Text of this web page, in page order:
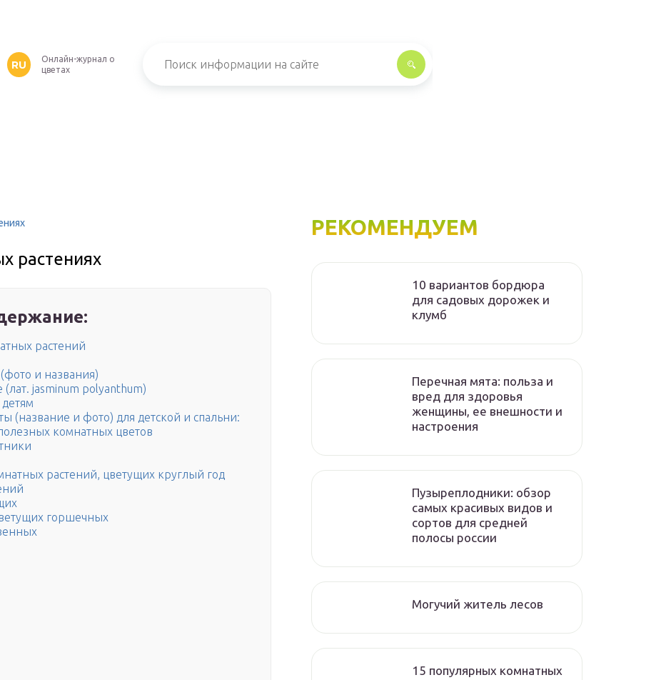
RU
Онлайн-журнал о
цветах
растениях
растений
и названия)
jasminum polyanthum)
(название и фото) для детской и спальни:
комнатных цветов
растений, цветущих круглый год
горшечных
РЕКОМЕНДУЕМ
10 вариантов бордюра
для садовых дорожек и
клумб
Перечная мята: польза и
вред для здоровья
женщины, ее внешности и
настроения
Пузыреплодники: обзор
самых красивых видов и
сортов для средней
полосы россии
Могучий житель лесов
15 популярных комнатных